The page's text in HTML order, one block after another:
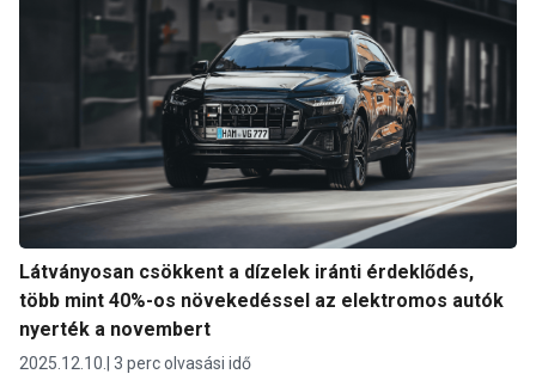
Látványosan csökkent a dízelek iránti érdeklődés,
több mint 40%-os növekedéssel az elektromos autók
nyerték a novembert
2025.12.10. 3 perc olvasási idő